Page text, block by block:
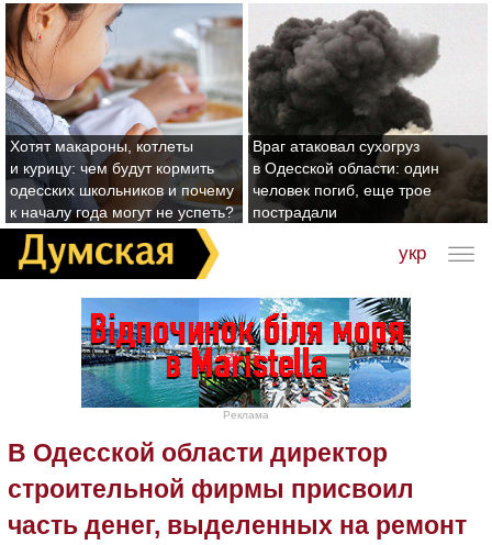
Хотят макароны, котлеты
и курицу: чем будут кормить
одесских школьников и почему
к началу года могут не успеть?
Враг атаковал сухогруз
в Одесской области: один
человек погиб, еще трое
пострадали
укр
Реклама
В Одесской области директор
строительной фирмы присвоил
часть денег, выделенных на ремонт